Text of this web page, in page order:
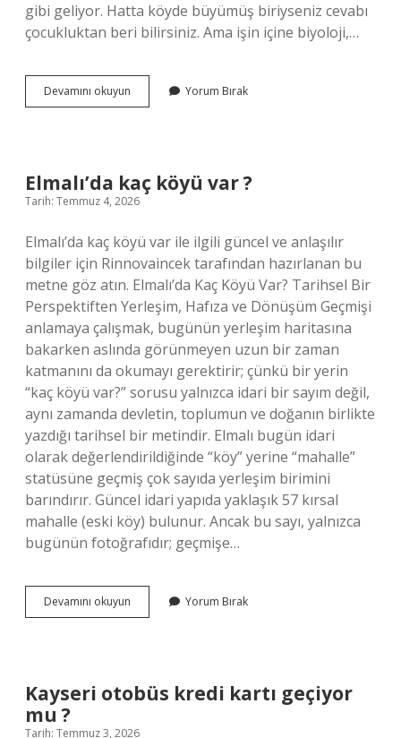
gibi geliyor. Hatta köyde büyümüş biriyseniz cevabı
çocukluktan beri bilirsiniz. Ama işin içine biyoloji,…
Devamını okuyun
yuvasının
Yorum Bırak
Elmalı’da kaç köyü var ?
Tarih: Temmuz 4, 2026
Elmalı’da kaç köyü var ile ilgili güncel ve anlaşılır
bilgiler için Rinnovaincek tarafından hazırlanan bu
metne göz atın. Elmalı’da Kaç Köyü Var? Tarihsel Bir
Perspektiften Yerleşim, Hafıza ve Dönüşüm Geçmişi
anlamaya çalışmak, bugünün yerleşim haritasına
bakarken aslında görünmeyen uzun bir zaman
katmanını da okumayı gerektirir; çünkü bir yerin
“kaç köyü var?” sorusu yalnızca idari bir sayım değil,
aynı zamanda devletin, toplumun ve doğanın birlikte
yazdığı tarihsel bir metindir. Elmalı bugün idari
olarak değerlendirildiğinde “köy” yerine “mahalle”
statüsüne geçmiş çok sayıda yerleşim birimini
barındırır. Güncel idari yapıda yaklaşık 57 kırsal
mahalle (eski köy) bulunur. Ancak bu sayı, yalnızca
bugünün fotoğrafıdır; geçmişe…
Devamını okuyun Elmalı’da
kaç
Yorum Bırak
Kayseri otobüs kredi kartı geçiyor
mu ?
Tarih: Temmuz 3, 2026